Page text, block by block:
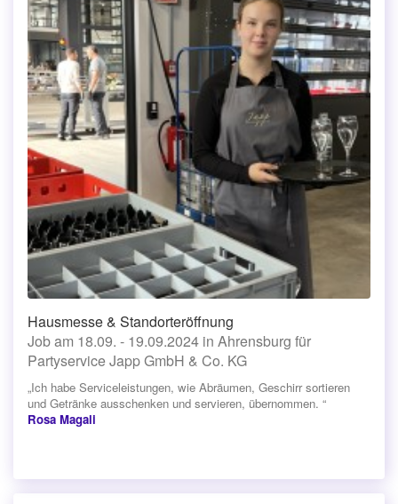
Hausmesse & Standorteröffnung
Job am 18.09. - 19.09.2024 in Ahrensburg für
Partyservice Japp GmbH & Co. KG
„Ich habe Serviceleistungen, wie Abräumen, Geschirr sortieren
und Getränke ausschenken und servieren, übernommen. “
Rosa Magali